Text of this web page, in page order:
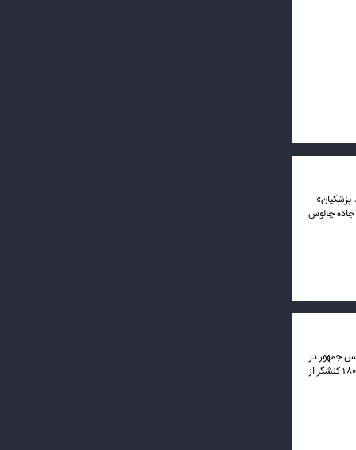
شهریور ۱۴۰۴) با حضور «مسعود پزشکیان»
جاده چالوس
پزشکیان» رئیس جمهور در
سالن اجلاس سران کشورهای اسلامی آغاز شد. در این کنفرانس سه روزه ۸۰ نفر از علمای برجسته، ۲۱۰ مهمان و ۲۸۰۰ کنشگر از